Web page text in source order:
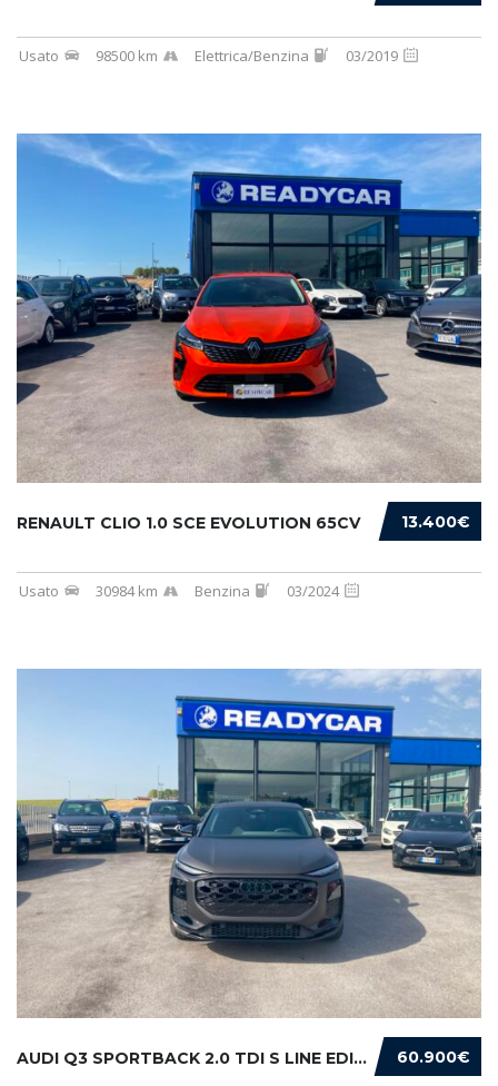
Usato 98500 km Elettrica/Benzina 03/2019
13.400€
RENAULT CLIO 1.0 SCE EVOLUTION 65CV
Usato 30984 km Benzina 03/2024
60.900€
AUDI Q3 SPORTBACK 2.0 TDI S LINE EDITION 150...